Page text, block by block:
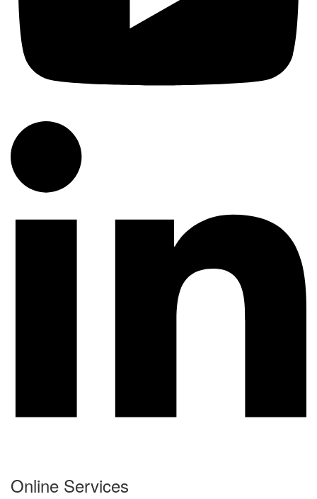
Online Services